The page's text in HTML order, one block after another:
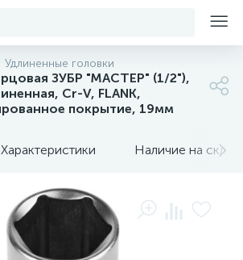
Удлиненные головки
ЗУБР "МАСТЕР" (1/2"),
Cr-V, FLANK,
покрытие, 19мм
Характеристики Наличие на